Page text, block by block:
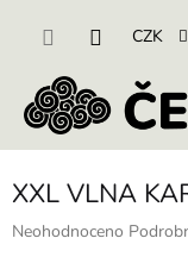
CZK
XXL VLNA
Průměrné
Neohodnoceno